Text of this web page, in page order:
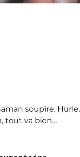
soupire.
tout va bien…